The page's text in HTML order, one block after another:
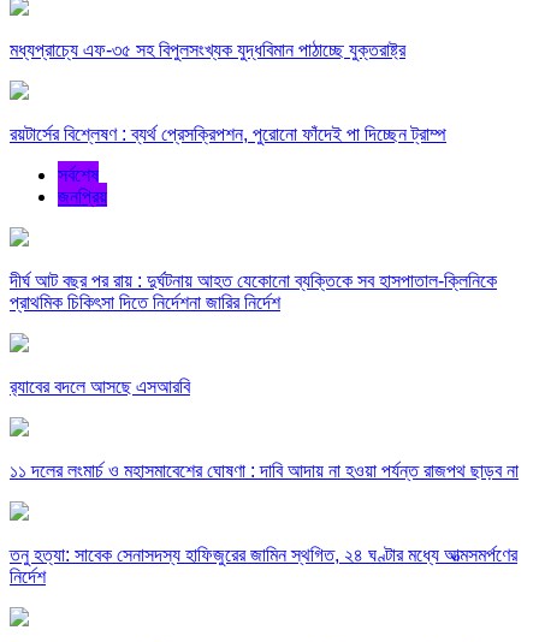
মধ্যপ্রাচ্যে এফ-৩৫ সহ বিপুলসংখ্যক যুদ্ধবিমান পাঠাচ্ছে যুক্তরাষ্ট্র
রয়টার্সের বিশ্লেষণ : ব্যর্থ প্রেসক্রিপশন, পুরোনো ফাঁদেই পা দিচ্ছেন ট্রাম্প
সর্বশেষ
জনপ্রিয়
দীর্ঘ আট বছর পর রায় : দুর্ঘটনায় আহত যেকোনো ব্যক্তিকে সব হাসপাতাল-ক্লিনিকে
প্রাথমিক চিকিৎসা দিতে নির্দেশনা জারির নির্দেশ
র‍্যাবের বদলে আসছে এসআরবি
১১ দলের লংমার্চ ও মহাসমাবেশের ঘোষণা : দাবি আদায় না হওয়া পর্যন্ত রাজপথ ছাড়ব না
তনু হত্যা: সাবেক সেনাসদস্য হাফিজুরের জামিন স্থগিত, ২৪ ঘণ্টার মধ্যে আত্মসমর্পণের
নির্দেশ